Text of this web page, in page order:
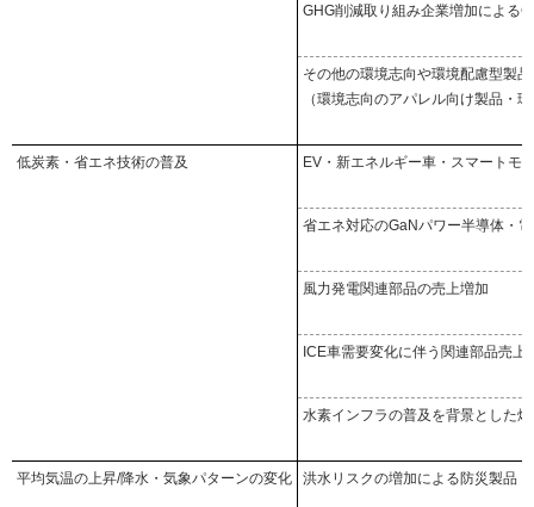
GHG削減取り組み企業増加による
その他の環境志向や環境配慮型製
（環境志向のアパレル向け製品・
低炭素・省エネ技術の普及 EV・新エネルギー車・スマートモ
省エネ対応のGaNパワー半導体・
風力発電関連部品の売上増加
ICE車需要変化に伴う関連部品売上
水素インフラの普及を背景とした
平均気温の上昇/降水・気象パターンの変化 洪水リスクの増加による防災製品